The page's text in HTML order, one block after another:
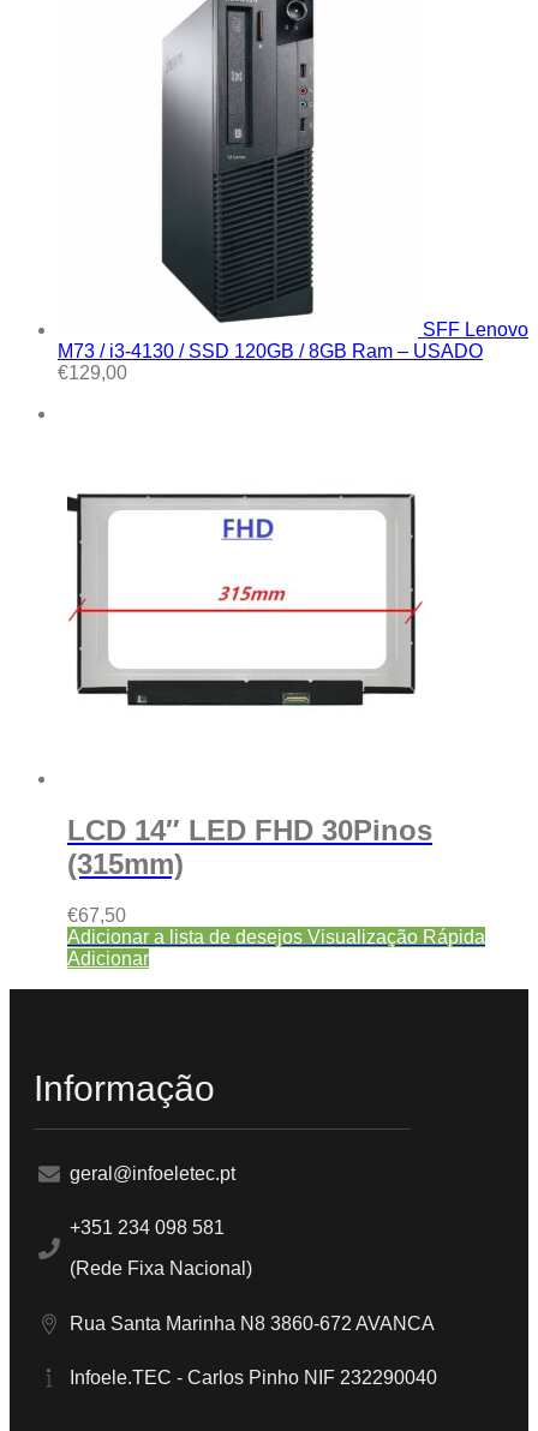
SFF Lenovo
M73 / i3-4130 / SSD 120GB / 8GB Ram – USADO
€129,00
LCD 14″ LED FHD 30Pinos
(315mm)
€67,50
Adicionar a lista de desejos Visualização Rápida
Adicionar
Informação
geral@infoeletec.pt
+351 234 098 581
(Rede Fixa Nacional)
Rua Santa Marinha N8 3860-672 AVANCA
Infoele.TEC - Carlos Pinho NIF 232290040